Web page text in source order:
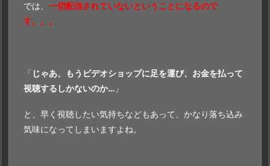
では、 一切配信されていないということになるので
す。。。
「 じゃあ、もうビデオショップに足を運び、お金を払って
視聴するしかないのか… 」
と、早く視聴したい気持ちなどもあって、かなり落ち込み
気味になってしまいますよね。